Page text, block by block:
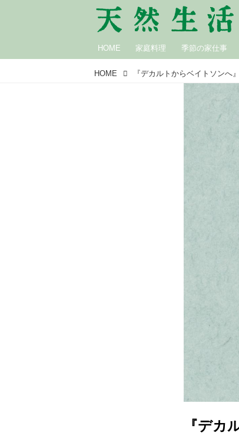
HOME 家庭料理 季節の家仕事
HOME
『デカ